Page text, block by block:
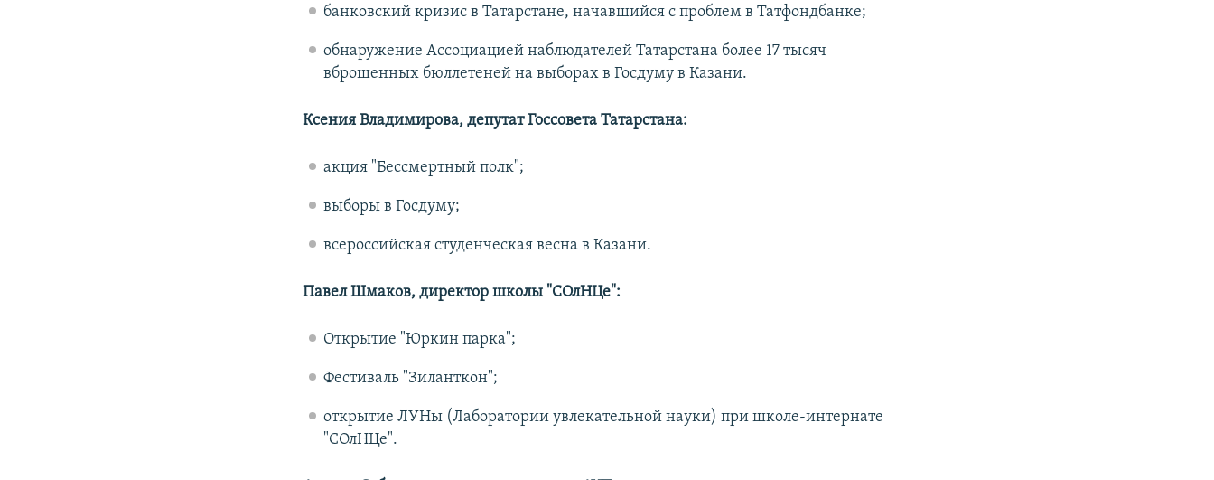
банковский кризис в Татарстане, начавшийся с проблем в Татфондбанке;
обнаружение Ассоциацией наблюдателей Татарстана более 17 тысяч
вброшенных бюллетеней на выборах в Госдуму в Казани.
Ксения Владимирова, депутат Госсовета Татарстана:
акция "Бессмертный полк";
выборы в Госдуму;
всероссийская студенческая весна в Казани.
Павел Шмаков, директор школы "СОлНЦе":
Открытие "Юркин парка";
Фестиваль "Зиланткон";
открытие ЛУНы (Лаборатории увлекательной науки) при школе-интернате
"СОлНЦе".